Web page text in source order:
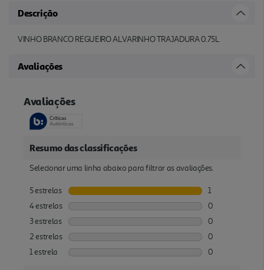
Descrição
VINHO BRANCO REGUEIRO ALVARINHO TRAJADURA 0.75L
Avaliações